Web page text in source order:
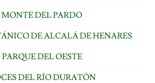
MONTE DEL PARDO
DE ALCALÁ DE HENARES
PARQUE DEL OESTE
DEL RÍO DURATÓN